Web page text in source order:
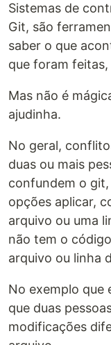
Sistemas de
Git, são
saber o que
que foram
Mas não é
ajudinha.
No geral,
duas ou mais
confundem o git,
opções aplicar,
arquivo ou uma
não tem o
arquivo ou linha
No exemplo que
que duas
modificações